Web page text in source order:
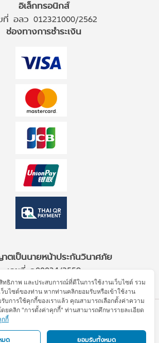
อิเล็กทรอนิกส์
ที่ อลว 012321000/2562
ช่องทางการชำระเงิน
ตเป็นนายหน้าประกันวินาศภัย
เลขที่ ว00034/2559
Partners 2026. All Rights Reserved.
ประกาศความเป็นส่วนตัว
ทธิภาพ และประสบการณ์ที่ดีในการใช้งานเว็บไซต์ รวม
ว็บไซต์ของท่าน หากท่านคลิกยอมรับหรือเข้าใช้งาน
บการใช้คุกกี้ของเราแล้ว คุณสามารถเลือกตั้งค่าความ
ยคลิก "การตั้งค่าคุกกี้" ท่านสามารถศึกษารายละเอียด
กกี้
มด ยอมรับทั้งหมด